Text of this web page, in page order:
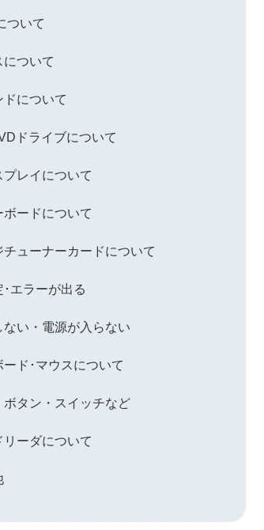
ついて
について
ドについて
ドライブについて
プレイについて
ボードについて
チューナーカードについて
･エラーが出る
ない・電源が入らない
ード･マウスについて
ボタン・スイッチなど
リーダについて